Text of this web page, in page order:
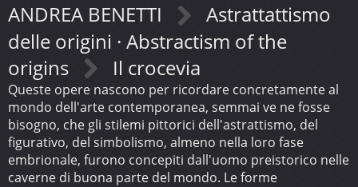
ANDREA BENETTI
Astrattattismo
delle origini · Abstractism of the
origins
Il crocevia
Queste opere nascono per ricordare concretamente al
mondo dell'arte contemporanea, semmai ve ne fosse
bisogno, che gli stilemi pittorici dell'astrattismo, del
figurativo, del simbolismo, almeno nella loro fase
embrionale, furono concepiti dall'uomo preistorico nelle
caverne di buona parte del mondo. Le forme